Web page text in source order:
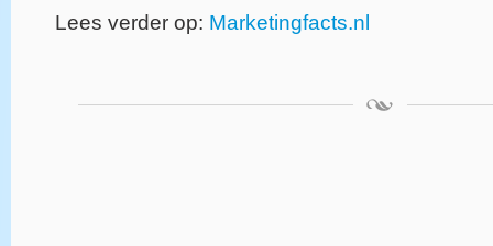
Lees verder op: Marketingfacts.nl